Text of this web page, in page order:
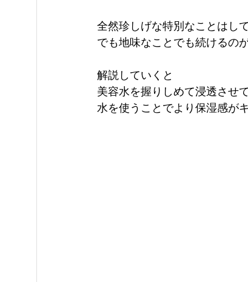
全然珍しげな特別なことはし
でも地味なことでも続けるの
解説していくと
美容水を握りしめて浸透させ
水を使うことでより保湿感が